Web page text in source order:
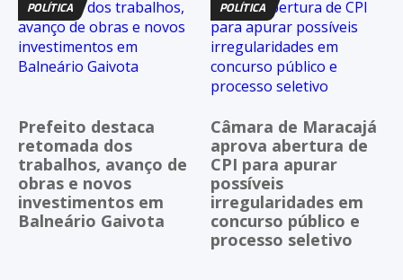
POLÍTICA
Prefeito destaca
retomada dos
trabalhos, avanço de
obras e novos
investimentos em
Balneário Gaivota
POLÍTICA
Câmara de Maracajá
aprova abertura de
CPI para apurar
possíveis
irregularidades em
concurso público e
processo seletivo